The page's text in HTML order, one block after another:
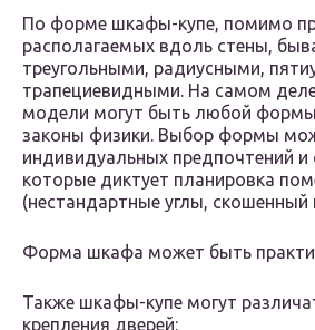
По форме шкафы-купе, помимо
располагаемых вдоль стены,
треугольными, радиусными,
трапециевидными. На самом
модели могут быть любой
законы физики. Выбор формы
индивидуальных предпочтений и
которые диктует планировка
(нестандартные углы, скошенный
Форма шкафа может быть
Также шкафы-купе могут
крепления дверей: